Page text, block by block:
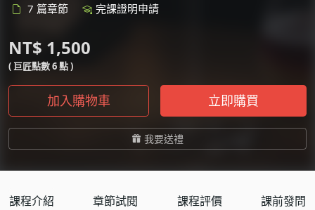
7 篇章節 完課證明申請
NT$ 1,500
( 巨匠點數 6 點 )
加入購物車 立即購買
我要送禮
課程介紹 章節試閱 課程評價 課前發問